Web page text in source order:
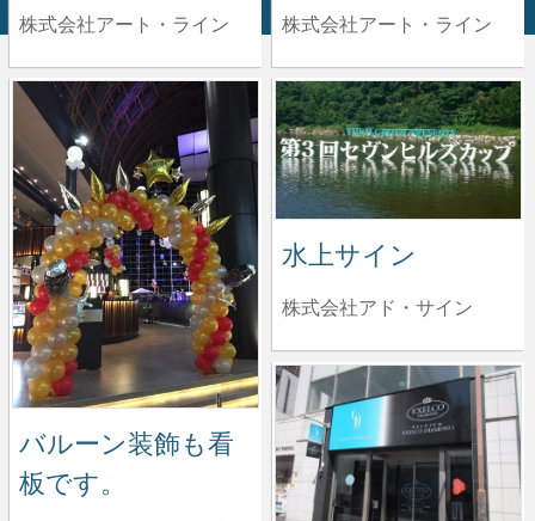
株式会社アート・ライン 株式会社アート・ライン
バルーン装飾も看
板です。
水上サイン
株式会社アド・サイン